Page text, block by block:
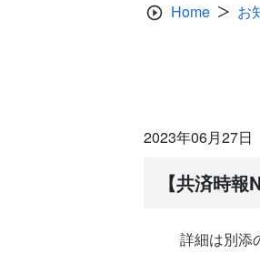
Home お
2023年06月27日
【共済時
詳細は別添